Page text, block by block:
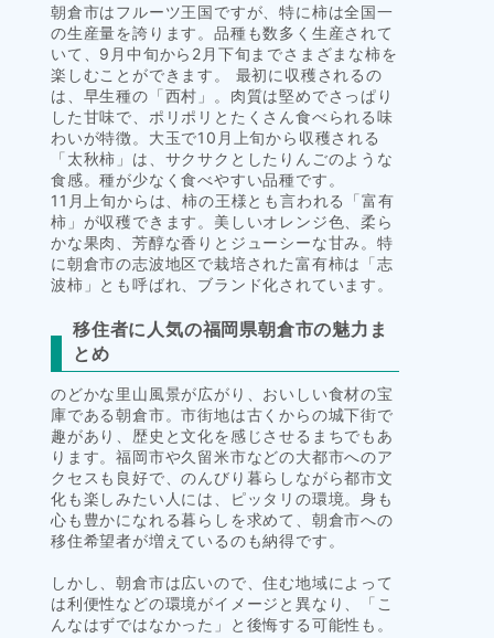
朝倉市はフルーツ王国ですが、特に柿は全国一
の生産量を誇ります。品種も数多く生産されて
いて、9月中旬から2月下旬までさまざまな柿を
楽しむことができます。 最初に収穫されるの
は、早生種の「西村」。肉質は堅めでさっぱり
した甘味で、ポリポリとたくさん食べられる味
わいが特徴。大玉で10月上旬から収穫される
「太秋柿」は、サクサクとしたりんごのような
食感。種が少なく食べやすい品種です。
11月上旬からは、柿の王様とも言われる「富有
柿」が収穫できます。美しいオレンジ色、柔ら
かな果肉、芳醇な香りとジューシーな甘み。特
に朝倉市の志波地区で栽培された富有柿は「志
波柿」とも呼ばれ、ブランド化されています。
移住者に人気の福岡県朝倉市の魅力ま
とめ
のどかな里山風景が広がり、おいしい食材の宝
庫である朝倉市。市街地は古くからの城下街で
趣があり、歴史と文化を感じさせるまちでもあ
ります。福岡市や久留米市などの大都市へのア
クセスも良好で、のんびり暮らしながら都市文
化も楽しみたい人には、ピッタリの環境。身も
心も豊かになれる暮らしを求めて、朝倉市への
移住希望者が増えているのも納得です。
しかし、朝倉市は広いので、住む地域によって
は利便性などの環境がイメージと異なり、「こ
んなはずではなかった」と後悔する可能性も。